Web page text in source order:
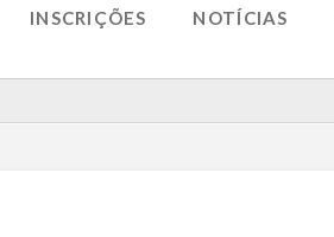
INSCRIÇÕES NOTÍCIAS